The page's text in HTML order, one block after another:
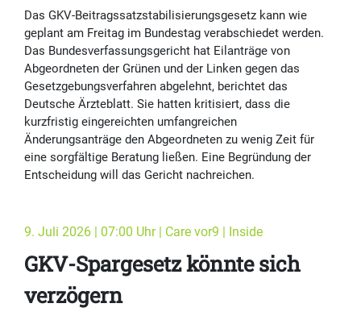
Das GKV-Beitragssatzstabilisierungsgesetz kann wie
geplant am Freitag im Bundestag verabschiedet werden.
Das Bundesverfassungsgericht hat Eilanträge von
Abgeordneten der Grünen und der Linken gegen das
Gesetzgebungsverfahren abgelehnt, berichtet das
Deutsche Ärzteblatt. Sie hatten kritisiert, dass die
kurzfristig eingereichten umfangreichen
Änderungsanträge den Abgeordneten zu wenig Zeit für
eine sorgfältige Beratung ließen. Eine Begründung der
Entscheidung will das Gericht nachreichen.
9. Juli 2026 | 07:00 Uhr | Care vor9 | Inside
GKV-Spargesetz könnte sich
verzögern